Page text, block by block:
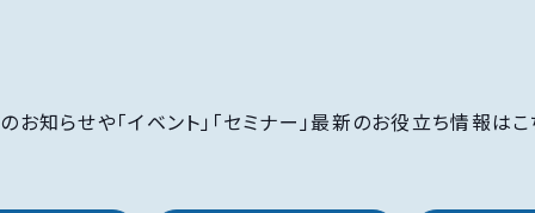
お知らせや「イベント」「セミナー」最新のお役立ち情報はこ